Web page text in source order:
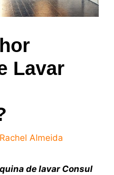
Lavar
Rachel Almeida
de lavar Consul